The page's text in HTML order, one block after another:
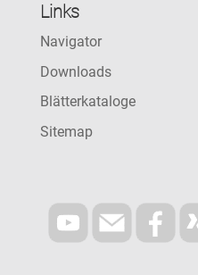
Links
Navigator
Downloads
Blätterkataloge
Sitemap